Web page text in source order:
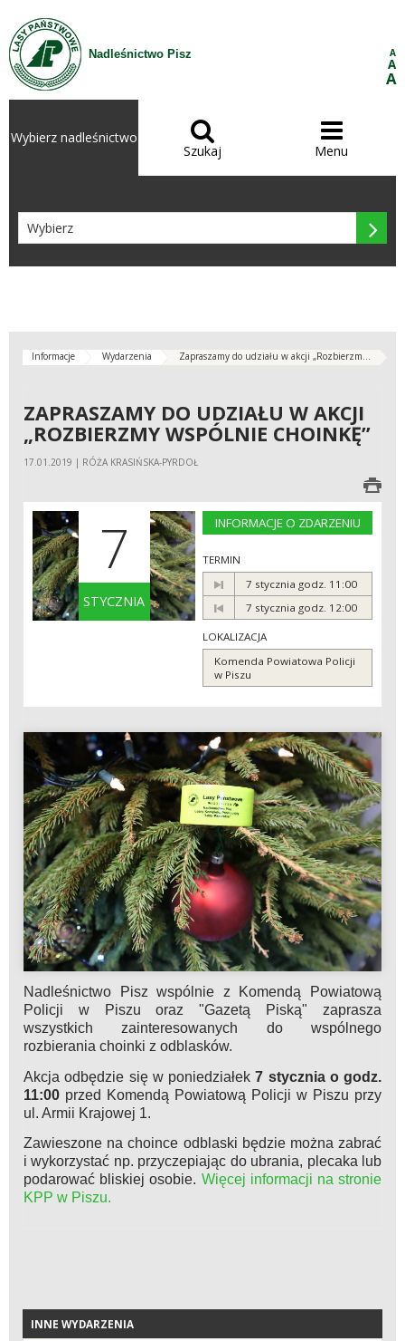
Przejdź do treści
Nadleśnictwo Pisz A
A
A
Wybierz nadleśnictwo 
Szukaj

Menu

Informacje Wydarzenia Zapraszamy do udziału w akcji „Rozbierzm...
ZAPRASZAMY DO UDZIAŁU W AKCJI
„ROZBIERZMY WSPÓLNIE CHOINKĘ”
17.01.2019 | RÓŻA KRASIŃSKA-PYRDOŁ
7
STYCZNIA
INFORMACJE O ZDARZENIU
TERMIN
7 stycznia godz. 11:00
7 stycznia godz. 12:00
LOKALIZACJA
Komenda Powiatowa Policji
w Piszu
Nadleśnictwo Pisz wspólnie z Komendą Powiatową
Policji w Piszu oraz "Gazetą Piską" zaprasza
wszystkich zainteresowanych do wspólnego
rozbierania choinki z odblasków.
Akcja odbędzie się w poniedziałek7 stycznia o godz.
11:00 przed Komendą Powiatową Policji w Piszu przy
ul. Armii Krajowej 1.
Zawieszone na choince odblaski będzie można zabrać
i wykorzystać np. przyczepiając do ubrania, plecaka lub
podarować bliskiej osobie. Więcej informacji na stronie
KPP w Piszu.
INNE WYDARZENIA
INNE WYDARZENIA